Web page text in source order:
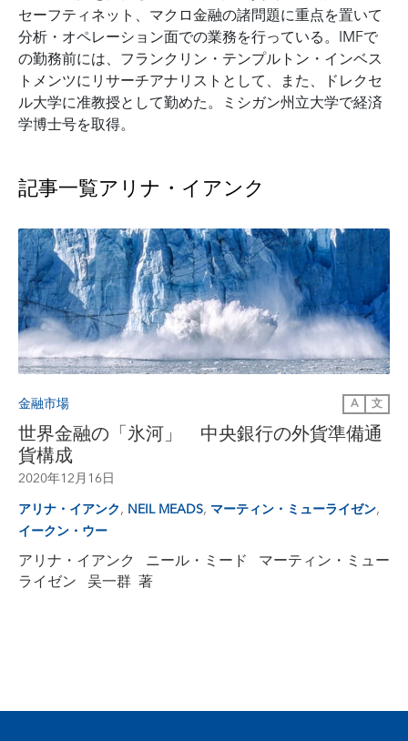
セーフティネット、マクロ金融の諸問題に重点を置いて
分析・オペレーション面での業務を行っている。IMFで
の勤務前には、フランクリン・テンプルトン・インベス
トメンツにリサーチアナリストとして、また、ドレクセ
ル大学に准教授として勤めた。ミシガン州立大学で経済
学博士号を取得。
記事一覧アリナ・イアンク
金融市場 A 文
世界金融の「氷河」 中央銀行の外貨準備通
貨構成
2020年12月16日
アリナ・イアンク, NEIL MEADS, マーティン・ミューライゼン,
イークン・ウー
アリナ・イアンク ニール・ミード マーティン・ミュー
ライゼン 吴一群 著